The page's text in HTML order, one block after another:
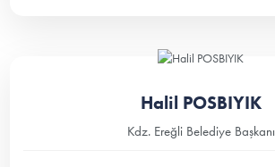
Halil POSBIYIK
Kdz. Ereğli Belediye Başkanı